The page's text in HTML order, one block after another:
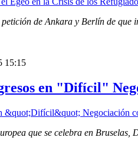
de Ankara y Berlín de que
15:15
en "Difícil"
que se celebra en